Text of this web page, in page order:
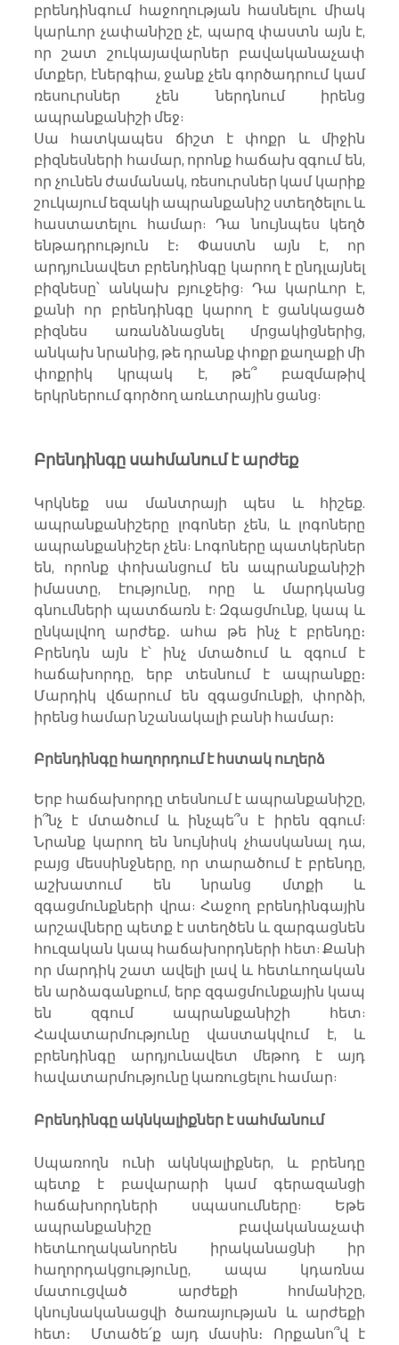
բրենդինգում հաջողության հասնելու միակ
կարևոր չափանիշը չէ, պարզ փաստն այն է,
որ շատ շուկայավարներ բավականաչափ
մտքեր, էներգիա, ջանք չեն գործադրում կամ
ռեսուրսներ չեն ներդնում իրենց
ապրանքանիշի մեջ:
Սա հատկապես ճիշտ է փոքր և միջին
բիզնեսների համար, որոնք հաճախ զգում են,
որ չունեն ժամանակ, ռեսուրսներ կամ կարիք
շուկայում եզակի ապրանքանիշ ստեղծելու և
հաստատելու համար: Դա նույնպես կեղծ
ենթադրություն է։ Փաստն այն է, որ
արդյունավետ բրենդինգը կարող է ընդլայնել
բիզնեսը՝ անկախ բյուջեից: Դա կարևոր է,
քանի որ բրենդինգը կարող է ցանկացած
բիզնես առանձնացնել մրցակիցներից,
անկախ նրանից, թե դրանք փոքր քաղաքի մի
փոքրիկ կրպակ է, թե՞ բազմաթիվ
երկրներում գործող առևտրային ցանց:
Բրենդինգը սահմանում է արժեք
Կրկնեք սա մանտրայի պես և հիշեք.
ապրանքանիշերը լոգոներ չեն, և լոգոները
ապրանքանիշեր չեն: Լոգոները պատկերներ
են, որոնք փոխանցում են ապրանքանիշի
իմաստը, էությունը, որը և մարդկանց
գնումների պատճառն է: Զգացմունք, կապ և
ընկալվող արժեք․ ահա թե ինչ է բրենդը։
Բրենդն այն է՝ ինչ մտածում և զգում է
հաճախորդը, երբ տեսնում է ապրանքը։
Մարդիկ վճարում են զգացմունքի, փորձի,
իրենց համար նշանակալի բանի համար։
Բրենդինգը հաղորդում է հստակ ուղերձ
Երբ հաճախորդը տեսնում է ապրանքանիշը,
ի՞նչ է մտածում և ինչպե՞ս է իրեն զգում:
Նրանք կարող են նույնիսկ չհասկանալ դա,
բայց մեսսինջները, որ տարածում է բրենդը,
աշխատում են նրանց մտքի և
զգացմունքների վրա: Հաջող բրենդինգային
արշավները պետք է ստեղծեն և զարգացնեն
հուզական կապ հաճախորդների հետ: Քանի
որ մարդիկ շատ ավելի լավ և հետևողական
են արձագանքում, երբ զգացմունքային կապ
են զգում ապրանքանիշի հետ:
Հավատարմությունը վաստակվում է, և
բրենդինգը արդյունավետ մեթոդ է այդ
հավատարմությունը կառուցելու համար:
Բրենդինգը ակնկալիքներ է սահմանում
Սպառողն ունի ակնկալիքներ, և բրենդը
պետք է բավարարի կամ գերազանցի
հաճախորդների սպասումները: Եթե
ապրանքանիշը բավականաչափ
հետևողականորեն իրականացնի իր
հաղորդակցությունը, ապա կդառնա
մատուցված արժեքի հոմանիշը,
կնույնականացվի ծառայության և արժեքի
հետ։  Մտածե՛ք այդ մասին։ Որքանո՞վ է